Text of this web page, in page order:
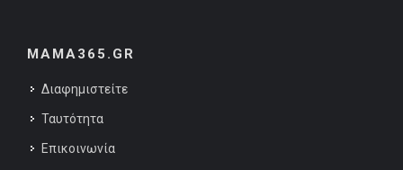
MAMA365.GR
Διαφημιστείτε
Ταυτότητα
Επικοινωνία